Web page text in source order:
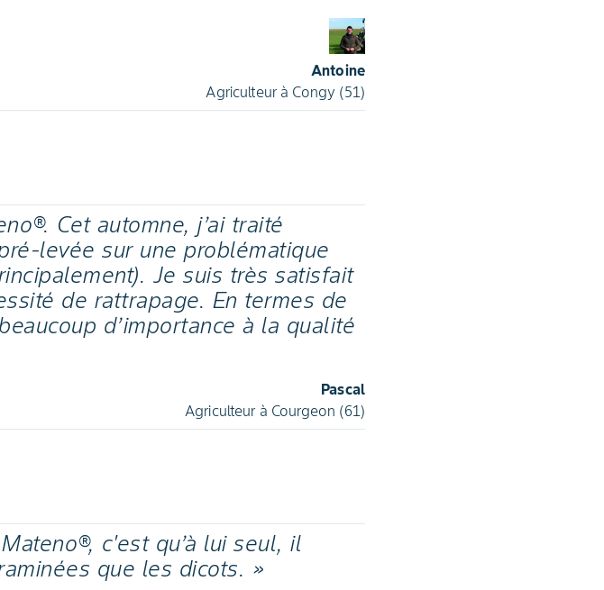
Antoine
Agriculteur à Congy (51)
Cet automne, j’ai traité
levée sur une problématique
Je suis très satisfait
de rattrapage. En termes de
d’importance à la qualité
Pascal
Agriculteur à Courgeon (61)
c'est qu’à lui seul, il
que les dicots. »